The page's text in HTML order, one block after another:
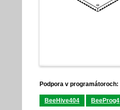
Podpora v programátoroch:
BeeHive404 BeeProg4